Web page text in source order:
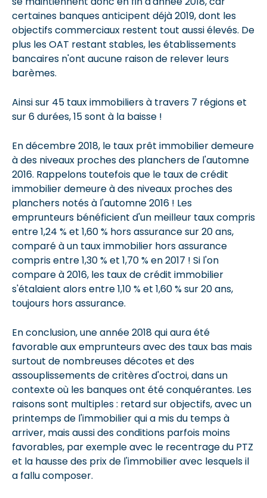
certaines banques anticipent déjà 2019, dont les
objectifs commerciaux restent tout aussi élevés. De
plus les OAT restant stables, les établissements
bancaires n'ont aucune raison de relever leurs
barèmes.
Ainsi sur 45 taux immobiliers à travers 7 régions et
sur 6 durées, 15 sont à la baisse !
En décembre 2018, le taux prêt immobilier demeure
à des niveaux proches des planchers de l'automne
2016. Rappelons toutefois que le taux de crédit
immobilier demeure à des niveaux proches des
planchers notés à l'automne 2016 ! Les
emprunteurs bénéficient d'un meilleur taux compris
entre 1,24 % et 1,60 % hors assurance sur 20 ans,
comparé à un taux immobilier hors assurance
compris entre 1,30 % et 1,70 % en 2017 ! Si l'on
compare à 2016, les taux de crédit immobilier
s'étalaient alors entre 1,10 % et 1,60 % sur 20 ans,
toujours hors assurance.
En conclusion, une année 2018 qui aura été
favorable aux emprunteurs avec des taux bas mais
surtout de nombreuses décotes et des
assouplissements de critères d'octroi, dans un
contexte où les banques ont été conquérantes. Les
raisons sont multiples : retard sur objectifs, avec un
printemps de l'immobilier qui a mis du temps à
arriver, mais aussi des conditions parfois moins
favorables, par exemple avec le recentrage du PTZ
et la hausse des prix de l'immobilier avec lesquels il
a fallu composer.